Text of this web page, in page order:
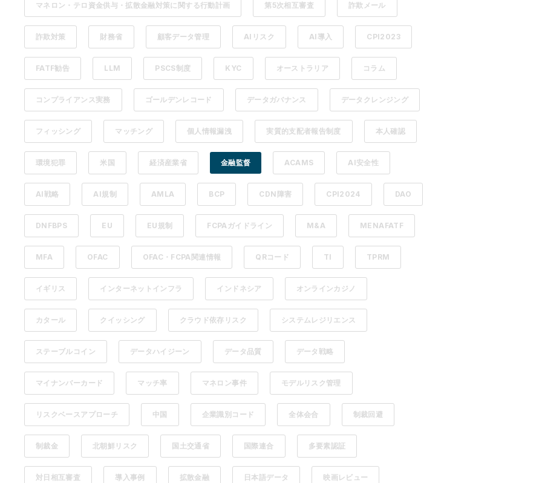
マネロン・テロ資金供与・拡散金融対策に関する行動計画 第5次相互審査 詐欺メール
詐欺対策 財務省 顧客データ管理 AIリスク AI導入 CPI2023
FATF勧告 LLM PSCS制度 KYC オーストラリア コラム
コンプライアンス実務 ゴールデンレコード データガバナンス データクレンジング
フィッシング マッチング 個人情報漏洩 実質的支配者報告制度 本人確認
環境犯罪 米国 経済産業省 金融監督 ACAMS AI安全性
AI戦略 AI規制 AMLA BCP CDN障害 CPI2024 DAO
DNFBPS EU EU規制 FCPAガイドライン M&A MENAFATF
MFA OFAC OFAC・FCPA関連情報 QRコード TI TPRM
イギリス インターネットインフラ インドネシア オンラインカジノ
カタール クイッシング クラウド依存リスク システムレジリエンス
ステーブルコイン データハイジーン データ品質 データ戦略
マイナンバーカード マッチ率 マネロン事件 モデルリスク管理
リスクベースアプローチ 中国 企業識別コード 全体会合 制裁回避
制裁金 北朝鮮リスク 国土交通省 国際連合 多要素認証
対日相互審査 導入事例 拡散金融 日本語データ 映画レビュー